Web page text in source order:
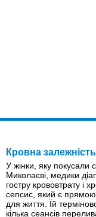
Кровна залежність
У жінки, яку покусали
Миколаєві, медики
гостру крововтрату і
сепсис, який є
для життя. Їй
кілька сеансів